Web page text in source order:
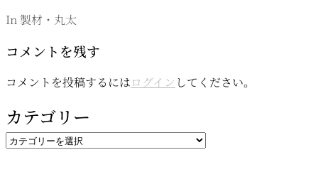
In 製材・丸太
コメントを残す
コメントを投稿するにはログイン してください。
カテゴリー
カ